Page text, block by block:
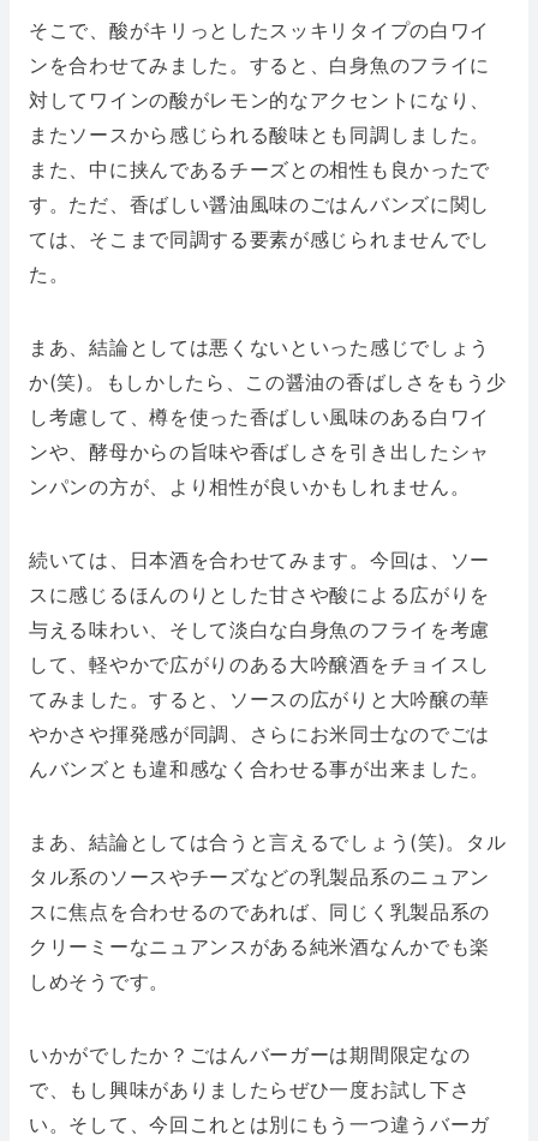
そこで、酸がキリっとしたスッキリタイプの白ワイ
ンを合わせてみました。すると、白身魚のフライに
対してワインの酸がレモン的なアクセントになり、
またソースから感じられる酸味とも同調しました。
また、中に挟んであるチーズとの相性も良かったで
す。ただ、香ばしい醤油風味のごはんバンズに関し
ては、そこまで同調する要素が感じられませんでし
た。
まあ、結論としては悪くないといった感じでしょう
か(笑)。もしかしたら、この醤油の香ばしさをもう少
し考慮して、樽を使った香ばしい風味のある白ワイ
ンや、酵母からの旨味や香ばしさを引き出したシャ
ンパンの方が、より相性が良いかもしれません。
続いては、日本酒を合わせてみます。今回は、ソー
スに感じるほんのりとした甘さや酸による広がりを
与える味わい、そして淡白な白身魚のフライを考慮
して、軽やかで広がりのある大吟醸酒をチョイスし
てみました。すると、ソースの広がりと大吟醸の華
やかさや揮発感が同調、さらにお米同士なのでごは
んバンズとも違和感なく合わせる事が出来ました。
まあ、結論としては合うと言えるでしょう(笑)。タル
タル系のソースやチーズなどの乳製品系のニュアン
スに焦点を合わせるのであれば、同じく乳製品系の
クリーミーなニュアンスがある純米酒なんかでも楽
しめそうです。
いかがでしたか？ごはんバーガーは期間限定なの
で、もし興味がありましたらぜひ一度お試し下さ
い。そして、今回これとは別にもう一つ違うバーガ